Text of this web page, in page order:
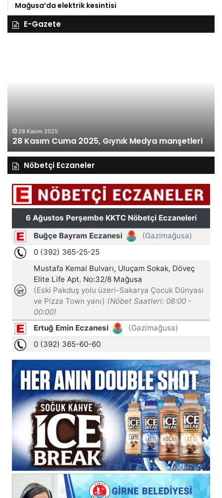
Mağusa’da elektrik kesintisi
E-Gazete
28 Kasım 2025
28 Kasım Cuma 2025, Gıynık Medya manşetleri
Nöbetçi Eczaneler